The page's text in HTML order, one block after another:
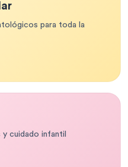
para toda la
y cuidado infantil